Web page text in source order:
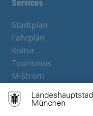
Services
Stadtplan
Fahrplan
Kultur
Tourismus
M-Strom
Hotels